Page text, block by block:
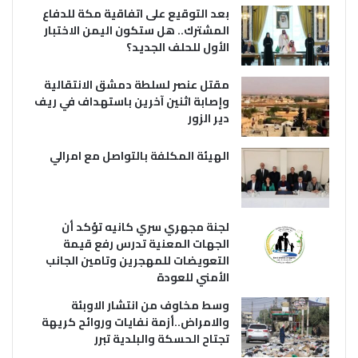
بعد التوقيع على اتفاقية مكة للدفاع
المشترك.. هل ستكون اليمن الاختبار
الأول للحلف الجديد؟
مقتل عنصر لسلطة دمشق الانتقالية
وإصابة اثنين آخرين باستهداف في ريف
دير الزور
الهيئة المكلفة بالتواصل مع امرالي
لجنة مجهري سري كانيه تؤكد أن
الجهات المعنية تدرس رفع قيمة
التعويضات للمهجرين وتامين الجانب
الأمني للعودة
وسط مخاوف من انتشار الاوبئة
والامراض..أزمة نفايات وروائح كريهة
تجتاح الحسكة والبلدية تبرر